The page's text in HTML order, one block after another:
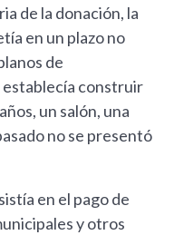
de la donación, la
en un plazo no
de
construir
un salón, una
no se presentó
en el pago de
y otros